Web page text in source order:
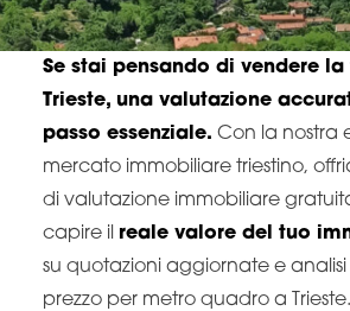
Se stai pensando di vendere
Trieste, una valutazione
passo essenziale. Con la nostra
mercato immobiliare triestino,
di valutazione immobiliare
capire il reale valore del tuo
su quotazioni aggiornate e
prezzo per metro quadro a Trieste.